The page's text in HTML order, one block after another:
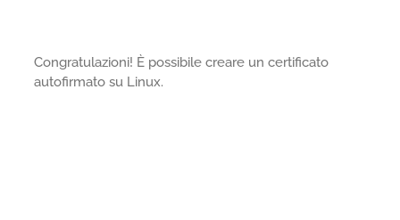
Congratulazioni! È possibile creare un certificato
autofirmato su Linux.